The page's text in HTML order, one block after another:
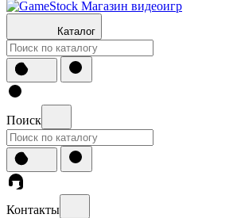
Каталог
Поиск
Контакты